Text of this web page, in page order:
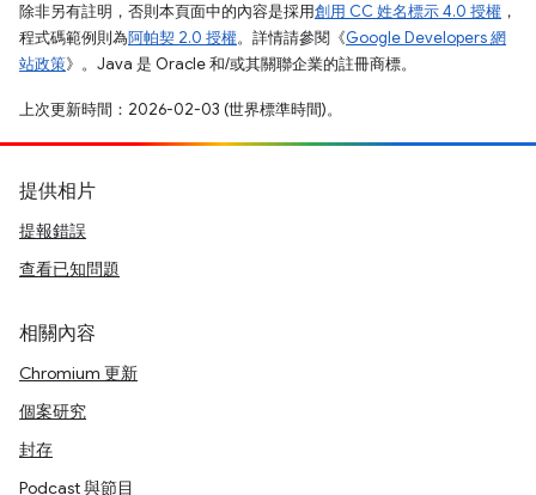
除非另有註明，否則本頁面中的內容是採用創用 CC 姓名標示 4.0 授權 ，
程式碼範例則為阿帕契 2.0 授權。詳情請參閱《Google Developers 網
站政策》。Java 是 Oracle 和/或其關聯企業的註冊商標。
上次更新時間：2026-02-03 (世界標準時間)。
提供相片
提報錯誤
查看已知問題
相關內容
Chromium 更新
個案研究
封存
Podcast 與節目